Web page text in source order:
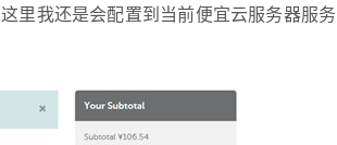
里我还是会配置到当前便宜云服务器服务